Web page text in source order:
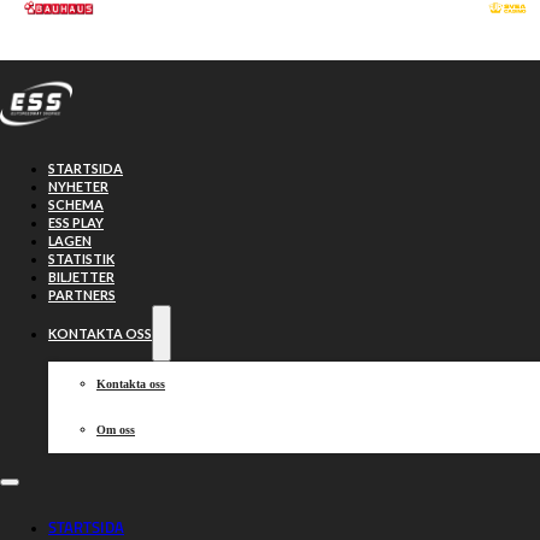
Hoppa till huvudinnehåll
STARTSIDA
NYHETER
SCHEMA
ESS PLAY
LAGEN
STATISTIK
BILJETTER
PARTNERS
KONTAKTA OSS
Kontakta oss
Om oss
STARTSIDA
Lindgren: ”Man